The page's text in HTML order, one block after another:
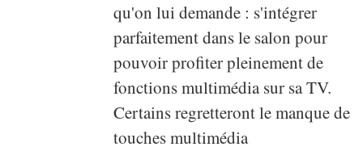
qu'on lui demande : s'intégrer
parfaitement dans le salon pour
pouvoir profiter pleinement de
fonctions multimédia sur sa TV.
Certains regretteront le manque de
touches multimédia